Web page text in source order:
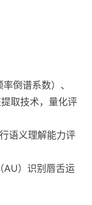
倒谱系数）、
取技术，量化评
语义理解能力评
AU）识别唇舌运